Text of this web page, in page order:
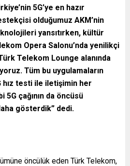
5G’ye en hazır
olduğumuz AKM’nin
yansıtırken, kültür
Opera Salonu’nda yenilikçi
Telekom Lounge alanında
Tüm bu uygulamaların
hız testi ile iletişimin her
5G çağının da öncüsü
gösterdik” dedi.
öncülük eden Türk Telekom,